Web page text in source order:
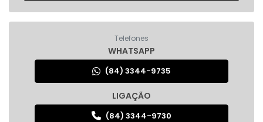
Telefones
WHATSAPP
(84) 3344-9735
LIGAÇÃO
(84) 3344-9730